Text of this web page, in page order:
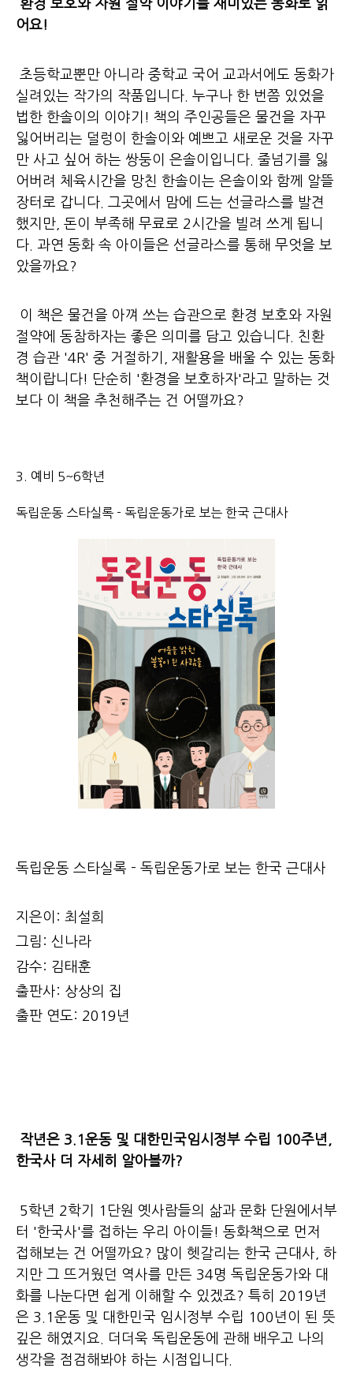
환경 보호와 자원 절약 이야기를 재미있는 동화로 읽
어요!
초등학교뿐만 아니라 중학교 국어 교과서에도 동화가
실려있는 작가의 작품입니다. 누구나 한 번쯤 있었을
법한 한솔이의 이야기! 책의 주인공들은 물건을 자꾸
잃어버리는 덜렁이 한솔이와 예쁘고 새로운 것을 자꾸
만 사고 싶어 하는 쌍둥이 은솔이입니다. 줄넘기를 잃
어버려 체육시간을 망친 한솔이는 은솔이와 함께 알뜰
장터로 갑니다. 그곳에서 맘에 드는 선글라스를 발견
했지만, 돈이 부족해 무료로 2시간을 빌려 쓰게 됩니
다. 과연 동화 속 아이들은 선글라스를 통해 무엇을 보
았을까요?
이 책은 물건을 아껴 쓰는 습관으로 환경 보호와 자원
절약에 동참하자는 좋은 의미를 담고 있습니다. 친환
경 습관 '4R' 중 거절하기, 재활용을 배울 수 있는 동화
책이랍니다! 단순히 '환경을 보호하자'라고 말하는 것
보다 이 책을 추천해주는 건 어떨까요?
3. 예비 5~6학년
독립운동 스타실록 - 독립운동가로 보는 한국 근대사
독립운동 스타실록 - 독립운동가로 보는 한국 근대사
지은이: 최설희
그림: 신나라
감수: 김태훈
출판사: 상상의 집
출판 연도: 2019년
작년은 3.1운동 및 대한민국임시정부 수립 100주년,
한국사 더 자세히 알아볼까?
5학년 2학기 1단원 옛사람들의 삶과 문화 단원에서부
터 '한국사'를 접하는 우리 아이들! 동화책으로 먼저
접해보는 건 어떨까요? 많이 헷갈리는 한국 근대사, 하
지만 그 뜨거웠던 역사를 만든 34명 독립운동가와 대
화를 나눈다면 쉽게 이해할 수 있겠죠? 특히 2019년
은 3.1운동 및 대한민국 임시정부 수립 100년이 된 뜻
깊은 해였지요. 더더욱 독립운동에 관해 배우고 나의
생각을 점검해봐야 하는 시점입니다.